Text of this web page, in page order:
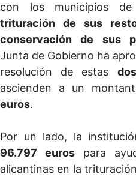
con los municipios
trituración de sus
conservación de sus
Junta de Gobierno ha
resolución de estas
ascienden a un
euros.
Por un lado, la
96.797 eurospara
alicantinas en la